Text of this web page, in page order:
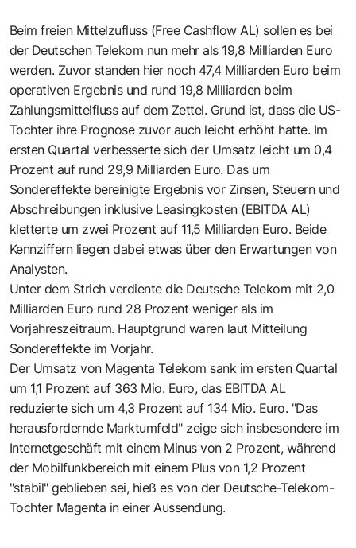
Beim freien Mittelzufluss (Free Cashflow AL) sollen es bei
der Deutschen Telekom nun mehr als 19,8 Milliarden Euro
werden. Zuvor standen hier noch 47,4 Milliarden Euro beim
operativen Ergebnis und rund 19,8 Milliarden beim
Zahlungsmittelfluss auf dem Zettel. Grund ist, dass die US-
Tochter ihre Prognose zuvor auch leicht erhöht hatte. Im
ersten Quartal verbesserte sich der Umsatz leicht um 0,4
Prozent auf rund 29,9 Milliarden Euro. Das um
Sondereffekte bereinigte Ergebnis vor Zinsen, Steuern und
Abschreibungen inklusive Leasingkosten (EBITDA AL)
kletterte um zwei Prozent auf 11,5 Milliarden Euro. Beide
Kennziffern liegen dabei etwas über den Erwartungen von
Analysten.
Unter dem Strich verdiente die Deutsche Telekom mit 2,0
Milliarden Euro rund 28 Prozent weniger als im
Vorjahreszeitraum. Hauptgrund waren laut Mitteilung
Sondereffekte im Vorjahr.
Der Umsatz von Magenta Telekom sank im ersten Quartal
um 1,1 Prozent auf 363 Mio. Euro, das EBITDA AL
reduzierte sich um 4,3 Prozent auf 134 Mio. Euro. "Das
herausfordernde Marktumfeld" zeige sich insbesondere im
Internetgeschäft mit einem Minus von 2 Prozent, während
der Mobilfunkbereich mit einem Plus von 1,2 Prozent
"stabil" geblieben sei, hieß es von der Deutsche-Telekom-
Tochter Magenta in einer Aussendung.